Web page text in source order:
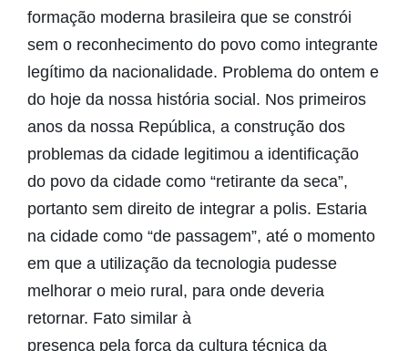
formação moderna brasileira que se constrói
sem o reconhecimento do povo como integrante
legítimo da nacionalidade. Problema do ontem e
do hoje da nossa história social. Nos primeiros
anos da nossa República, a construção dos
problemas da cidade legitimou a identificação
do povo da cidade como “retirante da seca”,
portanto sem direito de integrar a polis. Estaria
na cidade como “de passagem”, até o momento
em que a utilização da tecnologia pudesse
melhorar o meio rural, para onde deveria
retornar. Fato similar à
presença pela força da cultura técnica da